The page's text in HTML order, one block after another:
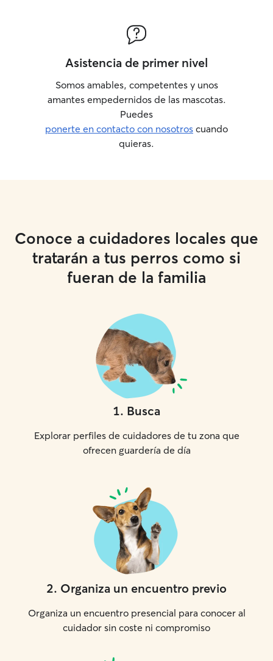
Asistencia de primer nivel
Somos amables, competentes y unos
amantes empedernidos de las mascotas.
Puedes
ponerte en contacto con nosotros cuando
quieras.
Conoce a cuidadores locales que
tratarán a tus perros como si
fueran de la familia
1. Busca
Explorar perfiles de cuidadores de tu zona que
ofrecen guardería de día
2. Organiza un encuentro previo
Organiza un encuentro presencial para conocer al
cuidador sin coste ni compromiso